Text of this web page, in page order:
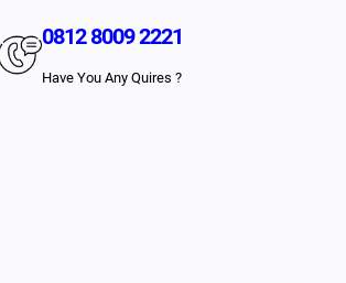
0812 8009 2221
Have You Any Quires ?